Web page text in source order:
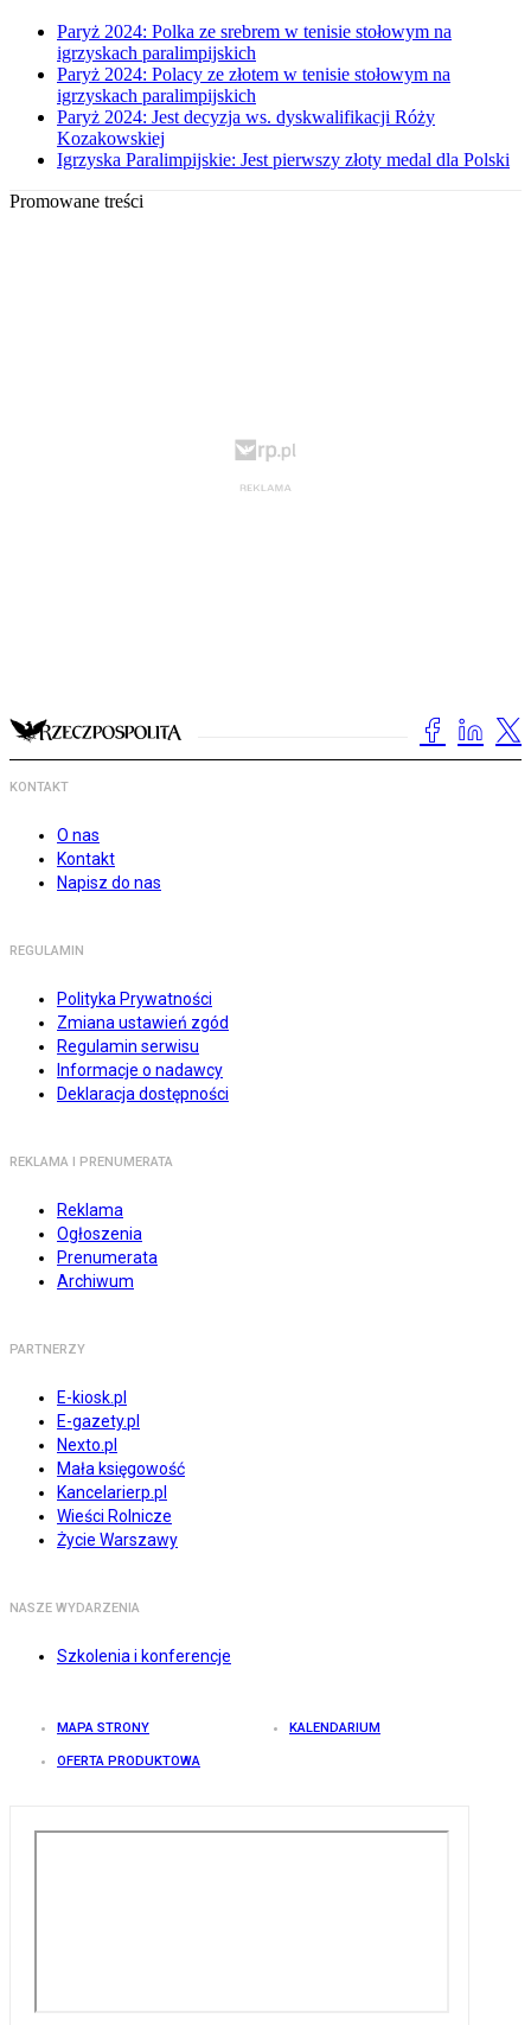
Paryż 2024: Polka ze srebrem w tenisie stołowym na
igrzyskach paralimpijskich
Paryż 2024: Polacy ze złotem w tenisie stołowym na
igrzyskach paralimpijskich
Paryż 2024: Jest decyzja ws. dyskwalifikacji Róży
Kozakowskiej
Igrzyska Paralimpijskie: Jest pierwszy złoty medal dla Polski
Promowane treści
KONTAKT
O nas
Kontakt
Napisz do nas
REGULAMIN
Polityka Prywatności
Zmiana ustawień zgód
Regulamin serwisu
Informacje o nadawcy
Deklaracja dostępności
REKLAMA I PRENUMERATA
Reklama
Ogłoszenia
Prenumerata
Archiwum
PARTNERZY
E-kiosk.pl
E-gazety.pl
Nexto.pl
Mała księgowość
Kancelarierp.pl
Wieści Rolnicze
Życie Warszawy
NASZE WYDARZENIA
Szkolenia i konferencje
MAPA STRONY KALENDARIUM
OFERTA PRODUKTOWA